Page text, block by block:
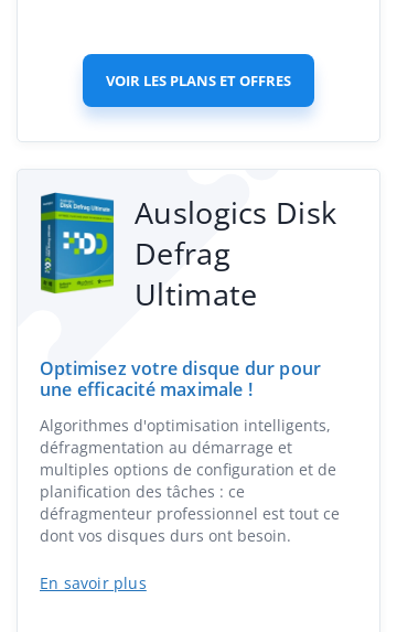
VOIR LES PLANS ET OFFRES
Auslogics Disk
Defrag
Ultimate
Optimisez votre disque dur pour
une efficacité maximale !
Algorithmes d'optimisation intelligents,
défragmentation au démarrage et
multiples options de configuration et de
planification des tâches : ce
défragmenteur professionnel est tout ce
dont vos disques durs ont besoin.
En savoir plus